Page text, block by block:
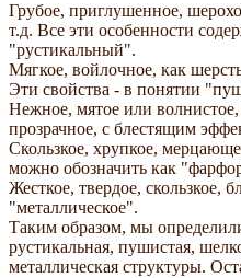
Грубое, приглушенное,
т.д. Все эти особенности
"рустикальный".
Мягкое, войлочное, как
Эти свойства - в понятии
Нежное, мятое или
прозрачное, с блестящим
Скользкое, хрупкое,
можно обозначить как
Жесткое, твердое, скользкое,
"металлическое".
Таким образом, мы
рустикальная, пушистая,
металлическая структуры.